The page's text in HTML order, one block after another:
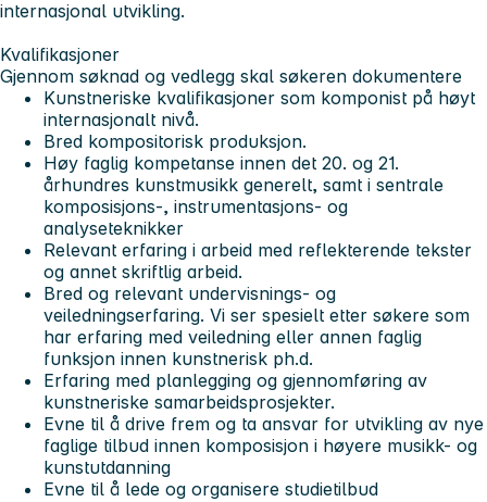
internasjonal utvikling.
Kvalifikasjoner
Gjennom søknad og vedlegg skal søkeren dokumentere
Kunstneriske kvalifikasjoner som komponist på høyt
internasjonalt nivå.
Bred kompositorisk produksjon.
Høy faglig kompetanse innen det 20. og 21.
århundres kunstmusikk generelt, samt i sentrale
komposisjons-, instrumentasjons- og
analyseteknikker
Relevant erfaring i arbeid med reflekterende tekster
og annet skriftlig arbeid.
Bred og relevant undervisnings- og
veiledningserfaring. Vi ser spesielt etter søkere som
har erfaring med veiledning eller annen faglig
funksjon innen kunstnerisk ph.d.
Erfaring med planlegging og gjennomføring av
kunstneriske samarbeidsprosjekter.
Evne til å drive frem og ta ansvar for utvikling av nye
faglige tilbud innen komposisjon i høyere musikk- og
kunstutdanning
Evne til å lede og organisere studietilbud